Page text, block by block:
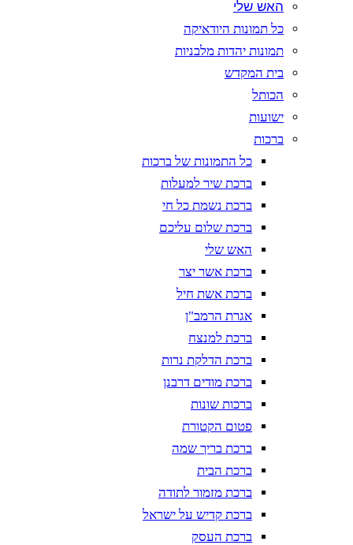
האש שלי
כל תמונות היודאיקה
תמונות יהדות מלבניות
בית המקדש
הכותל
ישועות
ברכות
כל התמונות של ברכות
ברכת שיר למעלות
ברכת נשמת כל חי
ברכת שלום עליכם
האש שלי
ברכת אשר יצר
ברכת אשת חיל
אגרת הרמב"ן
ברכת למנצח
ברכת הדלקת נרות
ברכת מודים דרבנן
ברכות שונות
פטום הקטורת
ברכת בריך שמה
ברכת הבית
ברכת מזמור לתודה
ברכת קדיש על ישראל
ברכת העסק